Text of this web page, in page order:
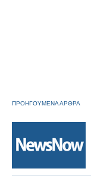
ΠΡΟΗΓΟΥΜΕΝΑ ΑΡΘΡΑ